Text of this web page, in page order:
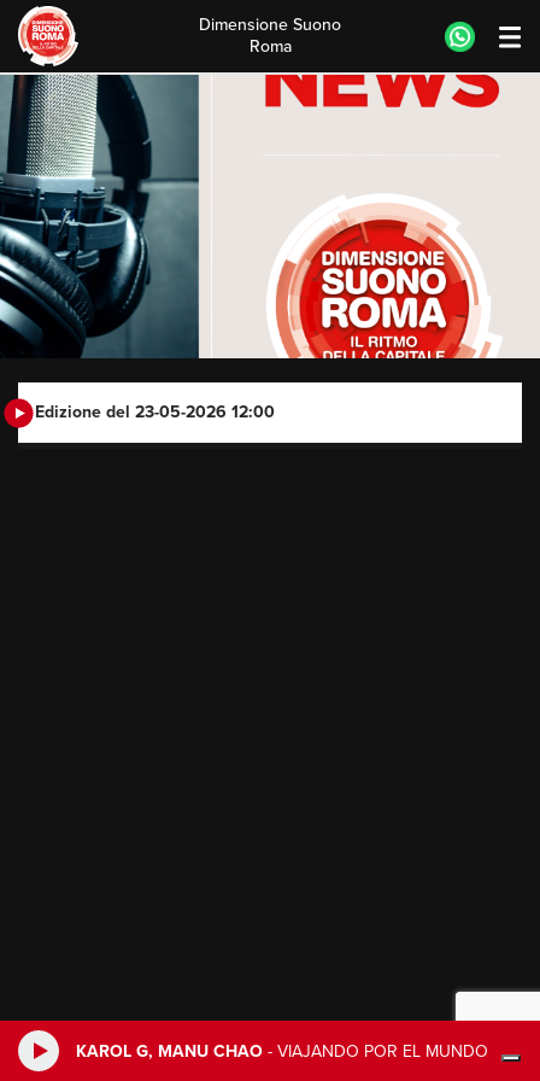
KAROL G, MANU CHAO - VIAJANDO POR EL MUNDO
Skip
to
content
Dimensione Suono
Roma
Edizione del 23-05-2026 12:00